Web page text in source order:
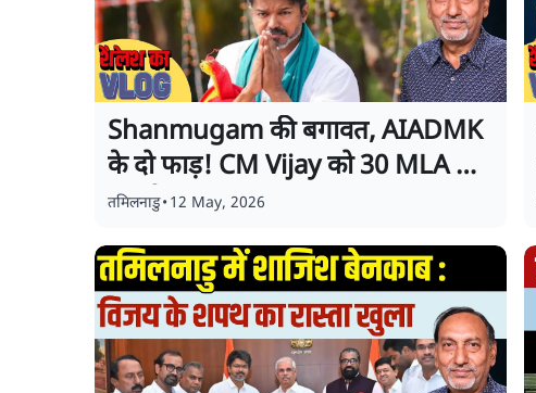
Shanmugam की बगावत, AIADMK
के दो फाड़! CM Vijay को 30 MLA का
समर्थन
तमिलनाडु• 12 May, 2026